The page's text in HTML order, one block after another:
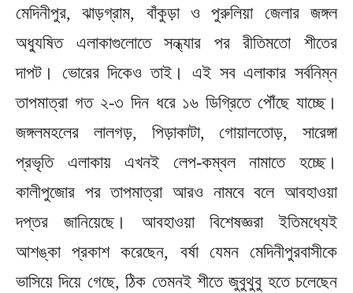
মেদিনীপুর, ঝাড়গ্রাম, বাঁকুড়া ও পুরুলিয়া জেলার জঙ্গল
অধ্যুষিত এলাকাগুলোতে সন্ধ্যার পর রীতিমতো শীতের
দাপট। ভোরের দিকেও তাই। এই সব এলাকার সর্বনিম্ন
তাপমাত্রা গত ২-৩ দিন ধরে ১৬ ডিগ্রিতে পৌঁছে যাচ্ছে।
জঙ্গলমহলের লালগড়, পিড়াকাটা, গোয়ালতোড়, সারেঙ্গা
প্রভৃতি এলাকায় এখনই লেপ-কম্বল নামাতে হচ্ছে।
কালীপুজোর পর তাপমাত্রা আরও নামবে বলে আবহাওয়া
দপ্তর জানিয়েছে। আবহাওয়া বিশেষজ্ঞরা ইতিমধ্যেই
আশঙ্কা প্রকাশ করেছেন, বর্ষা যেমন মেদিনীপুরবাসীকে
ভাসিয়ে দিয়ে গেছে, ঠিক তেমনই শীতে জুবুথুবু হতে চলেছেন